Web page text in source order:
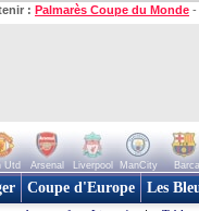
: Palmarès Coupe du Monde -
Utd Arsenal Liverpool ManCity Barca
Coupe d'Europe Les